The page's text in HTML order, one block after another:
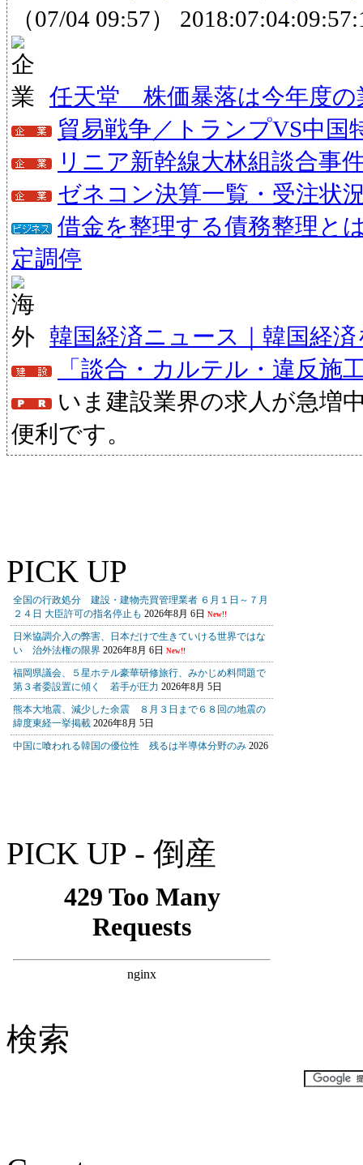
（07/04 09:57）
任天堂 株価暴落は今年度
貿易戦争／トランプVS中国
リニア新幹線大林組談合事
ゼネコン決算一覧・受注状
借金を整理する債務整理と
定調停
韓国経済ニュース｜韓国経
「談合・カルテル・違反施
いま建設業界の求人が急増
便利です。
PICK UP
PICK UP - 倒産
検索